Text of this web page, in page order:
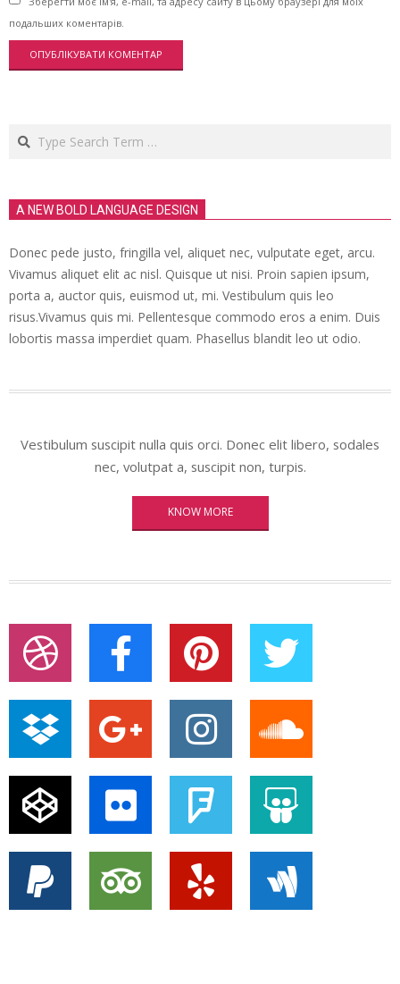
подальших коментарів.
Search
A NEW BOLD LANGUAGE DESIGN
Donec pede justo, fringilla vel, aliquet nec, vulputate eget, arcu.
Vivamus aliquet elit ac nisl. Quisque ut nisi. Proin sapien ipsum,
porta a, auctor quis, euismod ut, mi. Vestibulum quis leo
risus.Vivamus quis mi. Pellentesque commodo eros a enim. Duis
lobortis massa imperdiet quam. Phasellus blandit leo ut odio.
Vestibulum suscipit nulla quis orci. Donec elit libero, sodales
nec, volutpat a, suscipit non, turpis.
KNOW MORE